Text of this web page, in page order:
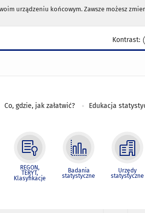
urządzeniu końcowym. Zawsze możesz
Kontrast:
Co, gdzie, jak załatwić? Edukacja
REGON,
TERYT,
Klasyfikacje
Badania
statystyczne
Urzędy
statystyczne